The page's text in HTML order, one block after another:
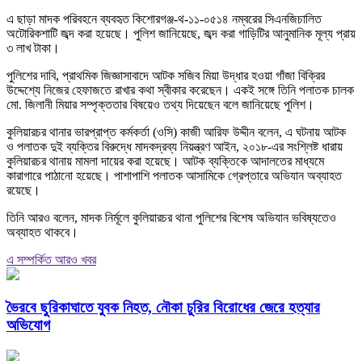
এ ছাড়া মাদক পরিবহনে ব্যবহৃত কিশোরগঞ্জ-থ-১১-০৫১৪ নম্বরের সিএনজিচালিত
অটোরিকশাটি জব্দ করা হয়েছে। পুলিশ জানিয়েছে, জব্দ করা গাড়িটির আনুমানিক মূল্য প্রায়
৩ লাখ টাকা।
পুলিশের দাবি, প্রাথমিক জিজ্ঞাসাবাদে আটক সজিব মিয়া উদ্ধার হওয়া গাঁজা বিক্রির
উদ্দেশ্যে নিজের হেফাজতে রাখার কথা স্বীকার করেছেন। একই সঙ্গে তিনি পলাতক চালক
মো. জিলানী মিয়ার সম্পৃক্ততার বিষয়েও তথ্য দিয়েছেন বলে জানিয়েছে পুলিশ।
কুলিয়ারচর থানার ভারপ্রাপ্ত কর্মকর্তা (ওসি) কাজী আরিফ উদ্দীন বলেন, এ ঘটনায় আটক
ও পলাতক দুই ব্যক্তির বিরুদ্ধে মাদকদ্রব্য নিয়ন্ত্রণ আইন, ২০১৮-এর সংশ্লিষ্ট ধারায়
কুলিয়ারচর থানায় মামলা দায়ের করা হয়েছে। আটক ব্যক্তিকে আদালতের মাধ্যমে
কারাগারে পাঠানো হয়েছে। পাশাপাশি পলাতক আসামিকে গ্রেপ্তারে অভিযান অব্যাহত
রয়েছে।
তিনি আরও বলেন, মাদক নির্মূলে কুলিয়ারচর থানা পুলিশের বিশেষ অভিযান ভবিষ্যতেও
অব্যাহত থাকবে।
এ সম্পর্কিত আরও খবর
ভৈরবে ছুরিকাঘাতে যুবক নিহত, নৌকা চুরির বিরোধের জেরে হত্যার
অভিযোগ